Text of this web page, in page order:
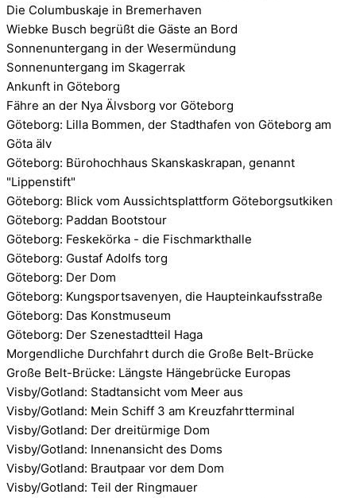
Die Columbuskaje in Bremerhaven
Wiebke Busch begrüßt die Gäste an Bord
Sonnenuntergang in der Wesermündung
Sonnenuntergang im Skagerrak
Ankunft in Göteborg
Fähre an der Nya Älvsborg vor Göteborg
Göteborg: Lilla Bommen, der Stadthafen von Göteborg am
Göta älv
Göteborg: Bürohochhaus Skanskaskrapan, genannt
"Lippenstift"
Göteborg: Blick vom Aussichtsplattform Göteborgsutkiken
Göteborg: Paddan Bootstour
Göteborg: Feskekörka - die Fischmarkthalle
Göteborg: Gustaf Adolfs torg
Göteborg: Der Dom
Göteborg: Kungsportsavenyen, die Haupteinkaufsstraße
Göteborg: Das Konstmuseum
Göteborg: Der Szenestadtteil Haga
Morgendliche Durchfahrt durch die Große Belt-Brücke
Große Belt-Brücke: Längste Hängebrücke Europas
Visby/Gotland: Stadtansicht vom Meer aus
Visby/Gotland: Mein Schiff 3 am Kreuzfahrtterminal
Visby/Gotland: Der dreitürmige Dom
Visby/Gotland: Innenansicht des Doms
Visby/Gotland: Brautpaar vor dem Dom
Visby/Gotland: Teil der Ringmauer